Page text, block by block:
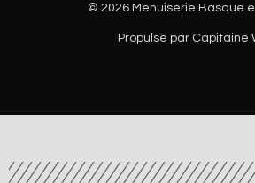
© 2026 Menuiserie Basque
Propulsé par Capitaine